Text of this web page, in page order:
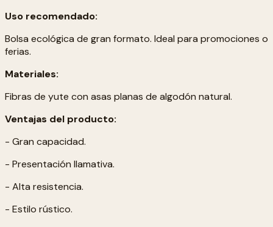
Uso recomendado:
Bolsa ecológica de gran formato. Ideal para promociones o
ferias.
Materiales:
Fibras de yute con asas planas de algodón natural.
Ventajas del producto:
- Gran capacidad.
- Presentación llamativa.
- Alta resistencia.
- Estilo rústico.